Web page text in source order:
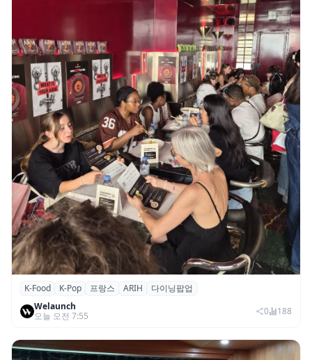
파리의 K-Food 열기…ARIH 팝업 이어 ‘마담
두’도 현지 미식계 진출
K-Food K-Pop 프랑스 ARIH
다이닝팝업
Welaunch
오늘 오전 7:55
0 188